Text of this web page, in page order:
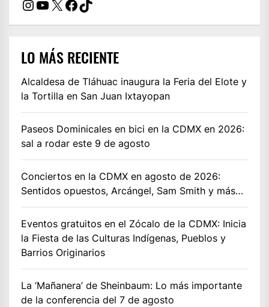
Instagram
YouTube
X Facebook
TikTok
LO MÁS RECIENTE
Alcaldesa de Tláhuac inaugura la Feria del Elote y
la Tortilla en San Juan Ixtayopan
Paseos Dominicales en bici en la CDMX en 2026:
sal a rodar este 9 de agosto
Conciertos en la CDMX en agosto de 2026:
Sentidos opuestos, Arcángel, Sam Smith y más…
Eventos gratuitos en el Zócalo de la CDMX: Inicia
la Fiesta de las Culturas Indígenas, Pueblos y
Barrios Originarios
La ‘Mañanera’ de Sheinbaum: Lo más importante
de la conferencia del 7 de agosto